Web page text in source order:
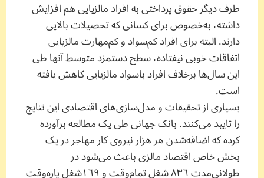
طرف دیگر حقوق پرداختی به افراد مالزیایی هم افزایش
داشته، به‌خصوص برای کسانی که تحصیلات بالایی
دارند. البته برای افراد کم‌سواد و کم‌مهارت مالزیایی
اتفاقات خوبی نیفتاده، سطح دستمزد متوسط‌ آنها طی
این سال‌ها برخلاف افراد باسواد مالزیایی کاهش یافته
است.
بسیاری از تحقیقات و مدل‌سازی‌های اقتصادی این نتایج
را تایید می‌کنند. بانک جهانی طی یک مطالعه برآورده
کرده که اضافه‌‌شدن هر هزار نیروی کار مهاجر در یک
بخش خاص اقتصاد مالزی باعث می‌شود در
طولانی‌مدت ٨٣٦ شغل تما‌م‌وقت و ١٦٩شغل پاره‌وقت